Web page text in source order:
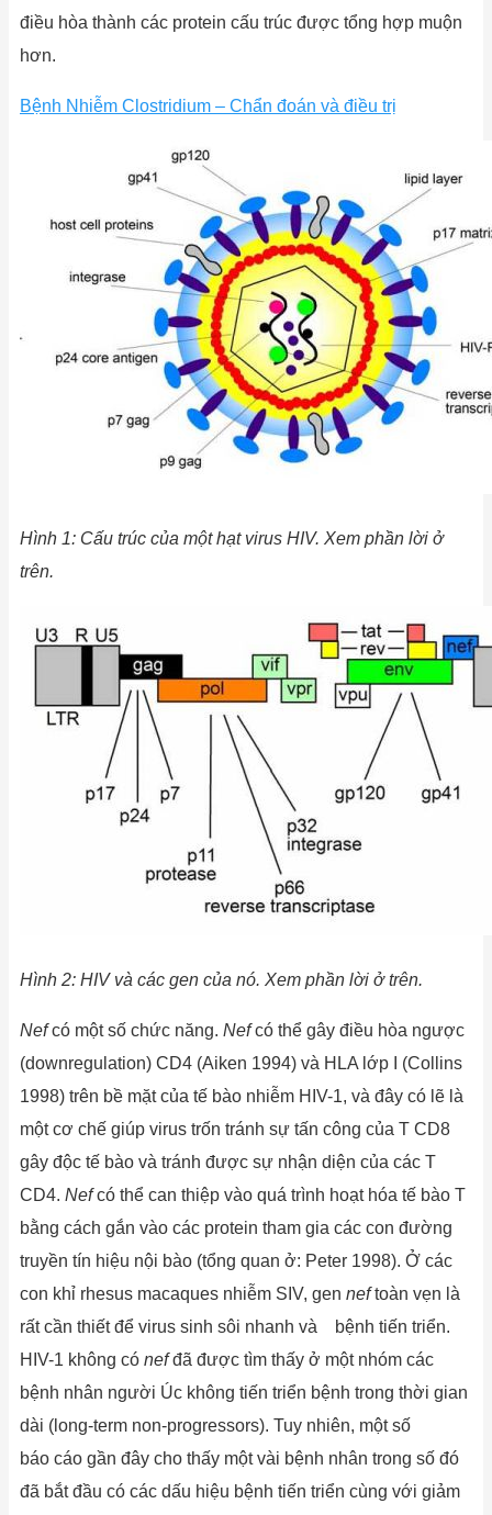
điều hòa thành các protein cấu trúc được tổng hợp muộn
hơn.
Bệnh Nhiễm Clostridium – Chẩn đoán và điều trị
Hình 1: Cấu trúc của một hạt virus HIV. Xem phần lời ở
trên.
Hình 2: HIV và các gen của nó. Xem phần lời ở trên.
Nefcó một số chức năng. Nefcó thể gây điều hòa ngược
(downregulation) CD4 (Aiken 1994) và HLA lớp I (Collins
1998) trên bề mặt của tế bào nhiễm HIV-1, và đây có lẽ là
một cơ chế giúp virus trốn tránh sự tấn công của T CD8
gây độc tế bào và tránh được sự nhận diện của các T
CD4. Nefcó thể can thiệp vào quá trình hoạt hóa tế bào T
bằng cách gắn vào các protein tham gia các con đường
truyền tín hiệu nội bào (tổng quan ở: Peter 1998). Ở các
con khỉ rhesus macaques nhiễm SIV, gen neftoàn vẹn là
rất cần thiết để virus sinh sôi nhanh và bệnh tiến triển.
HIV-1 không có nefđã được tìm thấy ở một nhóm các
bệnh nhân người Úc không tiến triển bệnh trong thời gian
dài (long-term non-progressors). Tuy nhiên, một số
báo cáo gần đây cho thấy một vài bệnh nhân trong số đó
đã bắt đầu có các dấu hiệu bệnh tiến triển cùng với giảm